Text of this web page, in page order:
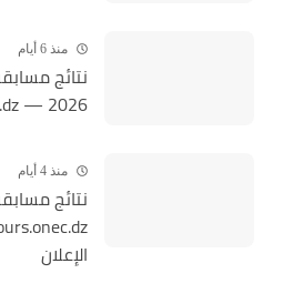
منذ 6 أيام
نتائج
2026 — concours.onec.dz
منذ 4 أيام
الإعلان